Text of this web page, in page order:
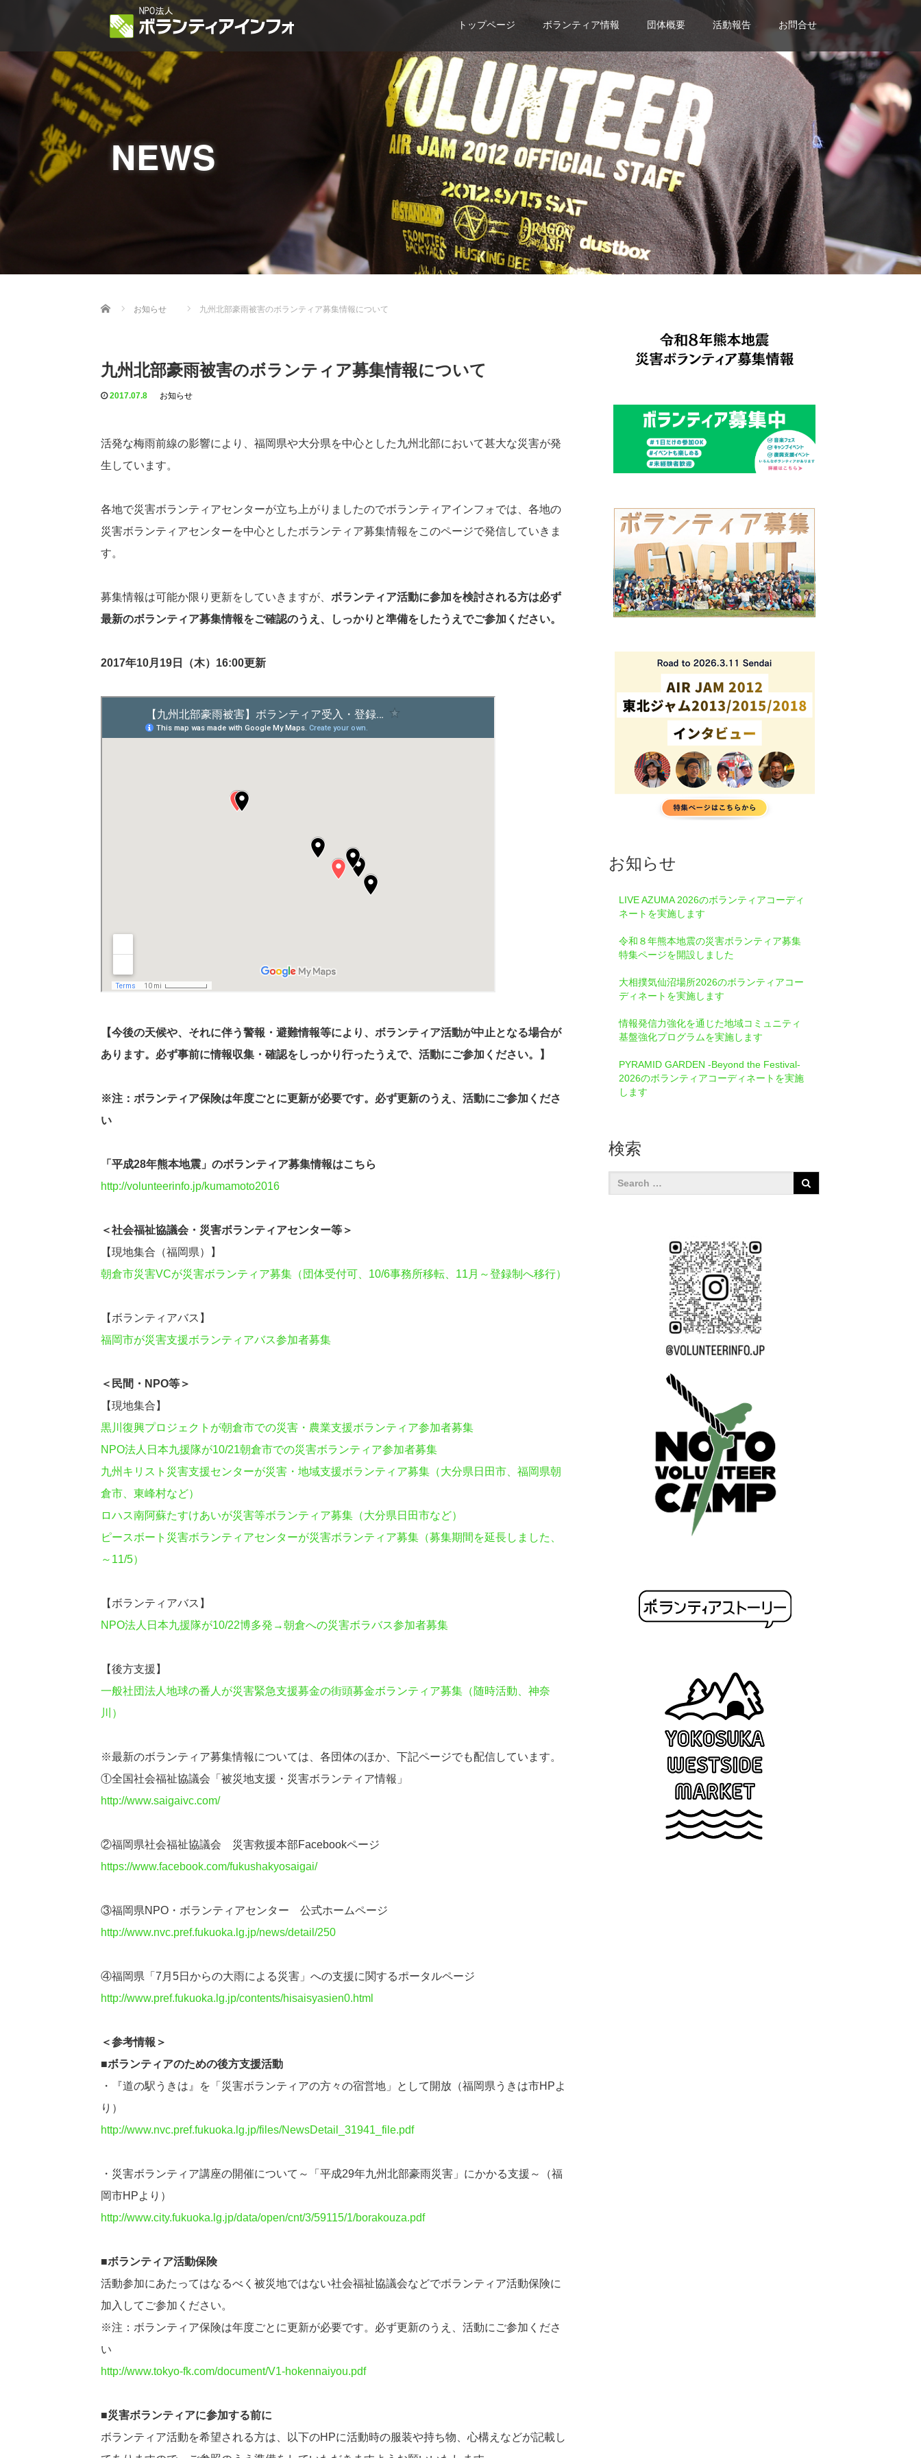
トップページ ボランティア情報 団体概要 活動報告 お問合せ
NEWS
Home お知らせ 九州北部豪雨被害のボランティア募集情報について
九州北部豪雨被害のボランティア募集情報について
2017.07.8 お知らせ
活発な梅雨前線の影響により、福岡県や大分県を中心とした九州北部において甚大な災害が発
生しています。
各地で災害ボランティアセンターが立ち上がりましたのでボランティアインフォでは、各地の
災害ボランティアセンターを中心としたボランティア募集情報をこのページで発信していきま
す。
募集情報は可能か限り更新をしていきますが、 ボランティア活動に参加を検討される方は必ず
最新のボランティア募集情報をご確認のうえ、しっかりと準備をしたうえでご参加ください。
2017年10月19日（木）16:00更新
【今後の天候や、それに伴う警報・避難情報等により、ボランティア活動が中止となる場合が
あります。必ず事前に情報収集・確認をしっかり行ったうえで、活動にご参加ください。】
※注：ボランティア保険は年度ごとに更新が必要です。必ず更新のうえ、活動にご参加くださ
い
「平成28年熊本地震」のボランティア募集情報はこちら
http://volunteerinfo.jp/kumamoto2016
＜社会福祉協議会・災害ボランティアセンター等＞
【現地集合（福岡県）】
朝倉市災害VCが災害ボランティア募集（団体受付可、10/6事務所移転、11月～登録制へ移行）
【ボランティアバス】
福岡市が災害支援ボランティアバス参加者募集
＜民間・NPO等＞
【現地集合】
黒川復興プロジェクトが朝倉市での災害・農業支援ボランティア参加者募集
NPO法人日本九援隊が10/21朝倉市での災害ボランティア参加者募集
九州キリスト災害支援センターが災害・地域支援ボランティア募集（大分県日田市、福岡県朝
倉市、東峰村など）
ロハス南阿蘇たすけあいが災害等ボランティア募集（大分県日田市など）
ピースボート災害ボランティアセンターが災害ボランティア募集（募集期間を延長しました、
～11/5）
【ボランティアバス】
NPO法人日本九援隊が10/22博多発→朝倉への災害ボラバス参加者募集
【後方支援】
一般社団法人地球の番人が災害緊急支援募金の街頭募金ボランティア募集（随時活動、神奈
川）
※最新のボランティア募集情報については、各団体のほか、下記ページでも配信しています。
①全国社会福祉協議会「被災地支援・災害ボランティア情報」
http://www.saigaivc.com/
②福岡県社会福祉協議会 災害救援本部Facebookページ
https://www.facebook.com/fukushakyosaigai/
③福岡県NPO・ボランティアセンター 公式ホームページ
http://www.nvc.pref.fukuoka.lg.jp/news/detail/250
④福岡県「7月5日からの大雨による災害」への支援に関するポータルページ
http://www.pref.fukuoka.lg.jp/contents/hisaisyasien0.html
＜参考情報＞
■ボランティアのための後方支援活動
・『道の駅うきは』を「災害ボランティアの方々の宿営地」として開放（福岡県うきは市HPよ
り）
http://www.nvc.pref.fukuoka.lg.jp/files/NewsDetail_31941_file.pdf
・災害ボランティア講座の開催について～「平成29年九州北部豪雨災害」にかかる支援～（福
岡市HPより）
http://www.city.fukuoka.lg.jp/data/open/cnt/3/59115/1/borakouza.pdf
■ボランティア活動保険
活動参加にあたってはなるべく被災地ではない社会福祉協議会などでボランティア活動保険に
加入してご参加ください。
※注：ボランティア保険は年度ごとに更新が必要です。必ず更新のうえ、活動にご参加くださ
い
http://www.tokyo-fk.com/document/V1-hokennaiyou.pdf
■災害ボランティアに参加する前に
ボランティア活動を希望される方は、以下のHPに活動時の服装や持ち物、心構えなどが記載し
お知らせ
LIVE AZUMA 2026のボランティアコーディ
ネートを実施します
令和８年熊本地震の災害ボランティア募集
特集ページを開設しました
大相撲気仙沼場所2026のボランティアコー
ディネートを実施します
情報発信⼒強化を通じた地域コミュニティ
基盤強化プログラムを実施します
PYRAMID GARDEN -Beyond the Festival-
2026のボランティアコーディネートを実施
します
検索